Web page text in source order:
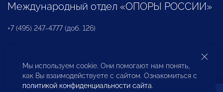
Международный отдел «ОПОРЫ РОССИИ»
+7 (495) 247-4777 (доб. 126)
Бюро по защите прав предпринимателей и
инвесторов
Мы используем cookie. Они помогают нам понять,
как Вы взаимодействуете с сайтом. Ознакомиться с
политикой конфиденциальности сайта.